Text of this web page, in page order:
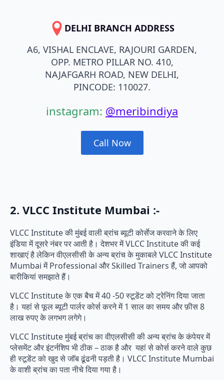
DELHI BRANCH ADDRESS
A6, VISHAL ENCLAVE, RAJOURI GARDEN,
OPP. METRO PILLAR NO. 410,
NAJAFGARH ROAD, NEW DELHI,
PINCODE: 110027.
instagram: @meribindiya
Call Now
2. VLCC Institute Mumbai :-
VLCC Institute की मुंबई वाली ब्रांच ब्यूटी कोर्सेज करवाने के लिए
इंडिया में दूसरे नंबर पर आती है। देशभर में VLCC Institute की कई
शाखाएं है लेकिन वीएलसीसी के अन्य ब्रांच के मुकाबले VLCC Institute
Mumbai में Professional और Skilled Trainers हैं, जो आपको
बारीकियां समझाते हैं।
VLCC Institute के एक बैच में 40 -50 स्टूडेंट को ट्रेनिंग दिया जाता
है। यहां से फूल ब्यूटी पार्लर कोर्स करने में 1 साल का समय और फ़ीस 8
लाख रुपए के लगभग लगेगे।
VLCC Institute मुंबई ब्रांच का वीएलसीसी की अन्य ब्रांच के कंपेयर में
प्लेसमेंट और इंटर्नशिप भी ठीक – ठाक है और यहां से कोर्स करने वाले कुछ
ही स्टूडेंट को खुद से जॉब ढूंढनी पड़ती है। VLCC Institute Mumbai
के वाशी ब्रांच का पता नीचे दिया गया है।